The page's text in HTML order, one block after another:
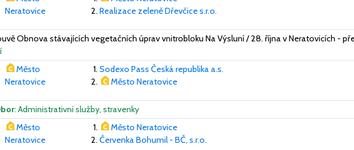
Neratovice
Realizace zeleně Dřevčice s.r.o.
Obnova stávajících vegetačních úprav vnitrobloku Na Výsluní / 28. října v Neratovicích -
Město
Neratovice
Sodexo Pass Česká republika a.s.
Město Neratovice
: Administrativní služby, stravenky
Město
Neratovice
Město Neratovice
Červenka Bohumil - BČ, s.r.o.